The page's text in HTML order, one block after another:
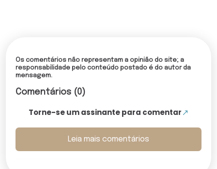
Os comentários não representam a opinião do site; a
responsabilidade pelo conteúdo postado é do autor da
mensagem.
Comentários (0)
Torne-se um assinante para comentar
Leia mais comentários